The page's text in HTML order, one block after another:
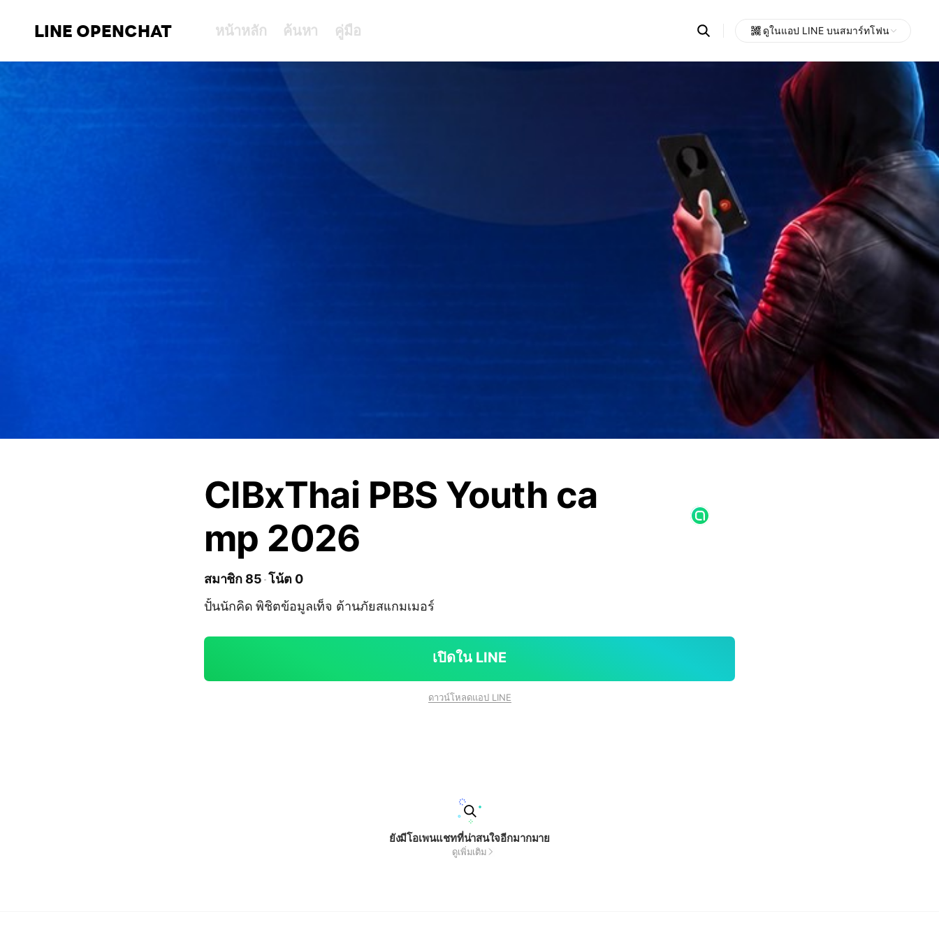
LINE OPENCHAT หน้าหลัก ค้นหา คู่มือ Search
OpenChats
messages
search
ดูในแอป LINE บนสมาร์ทโฟน
CIBxThai PBS Youth ca
mp 2026
สมาชิก 85 โน้ต 0
ปั้นนักคิด พิชิตข้อมูลเท็จ ต้านภัยสเเกมเมอร์
เปิดใน LINE
ดาวน์โหลดแอป LINE
ยังมีโอเพนแชทที่น่าสนใจอีกมากมาย
ดูเพิ่มเติม